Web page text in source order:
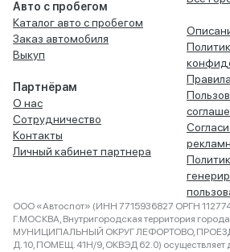
Авто с пробегом
Каталог авто с пробегом
Заказ автомобиля
Выкуп
Партнёрам
О нас
Сотрудничество
Контакты
Личный кабинет партнера
ООО «Автоспот» (ИНН 7715936827 ОРГН
Г.МОСКВА, Внутригородская территория
МУНИЦИПАЛЬНЫЙ ОКРУГ ЛЕФОРТОВО,
Д. 10, ПОМЕЩ. 41Н/9, ОКВЭД 62.0) осуществляет